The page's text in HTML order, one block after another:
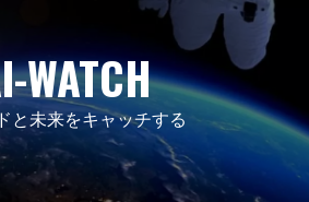
WATCH
と未来をキャッチする